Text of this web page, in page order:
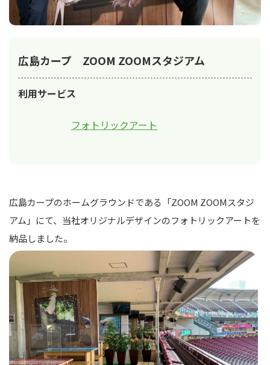
広島カープ ZOOM ZOOMスタジアム
利用サービス
フォトリックアート
広島カープのホームグラウンドである「ZOOM ZOOMスタジ
アム」にて、当社オリジナルデザインのフォトリックアートを
納品しました。